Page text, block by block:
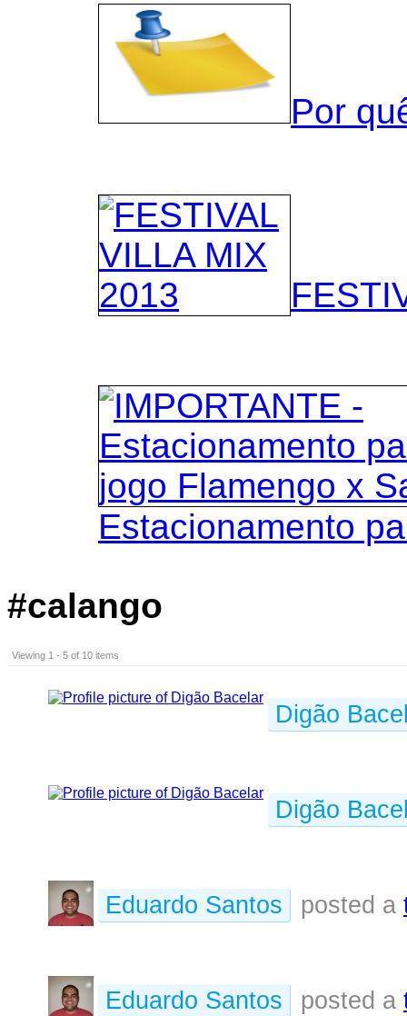
Por
Estacionamento
#calango
Viewing 1 - 5 of 10 items
Digão
Digão
Eduardo Santos posted a
Eduardo Santos posted a